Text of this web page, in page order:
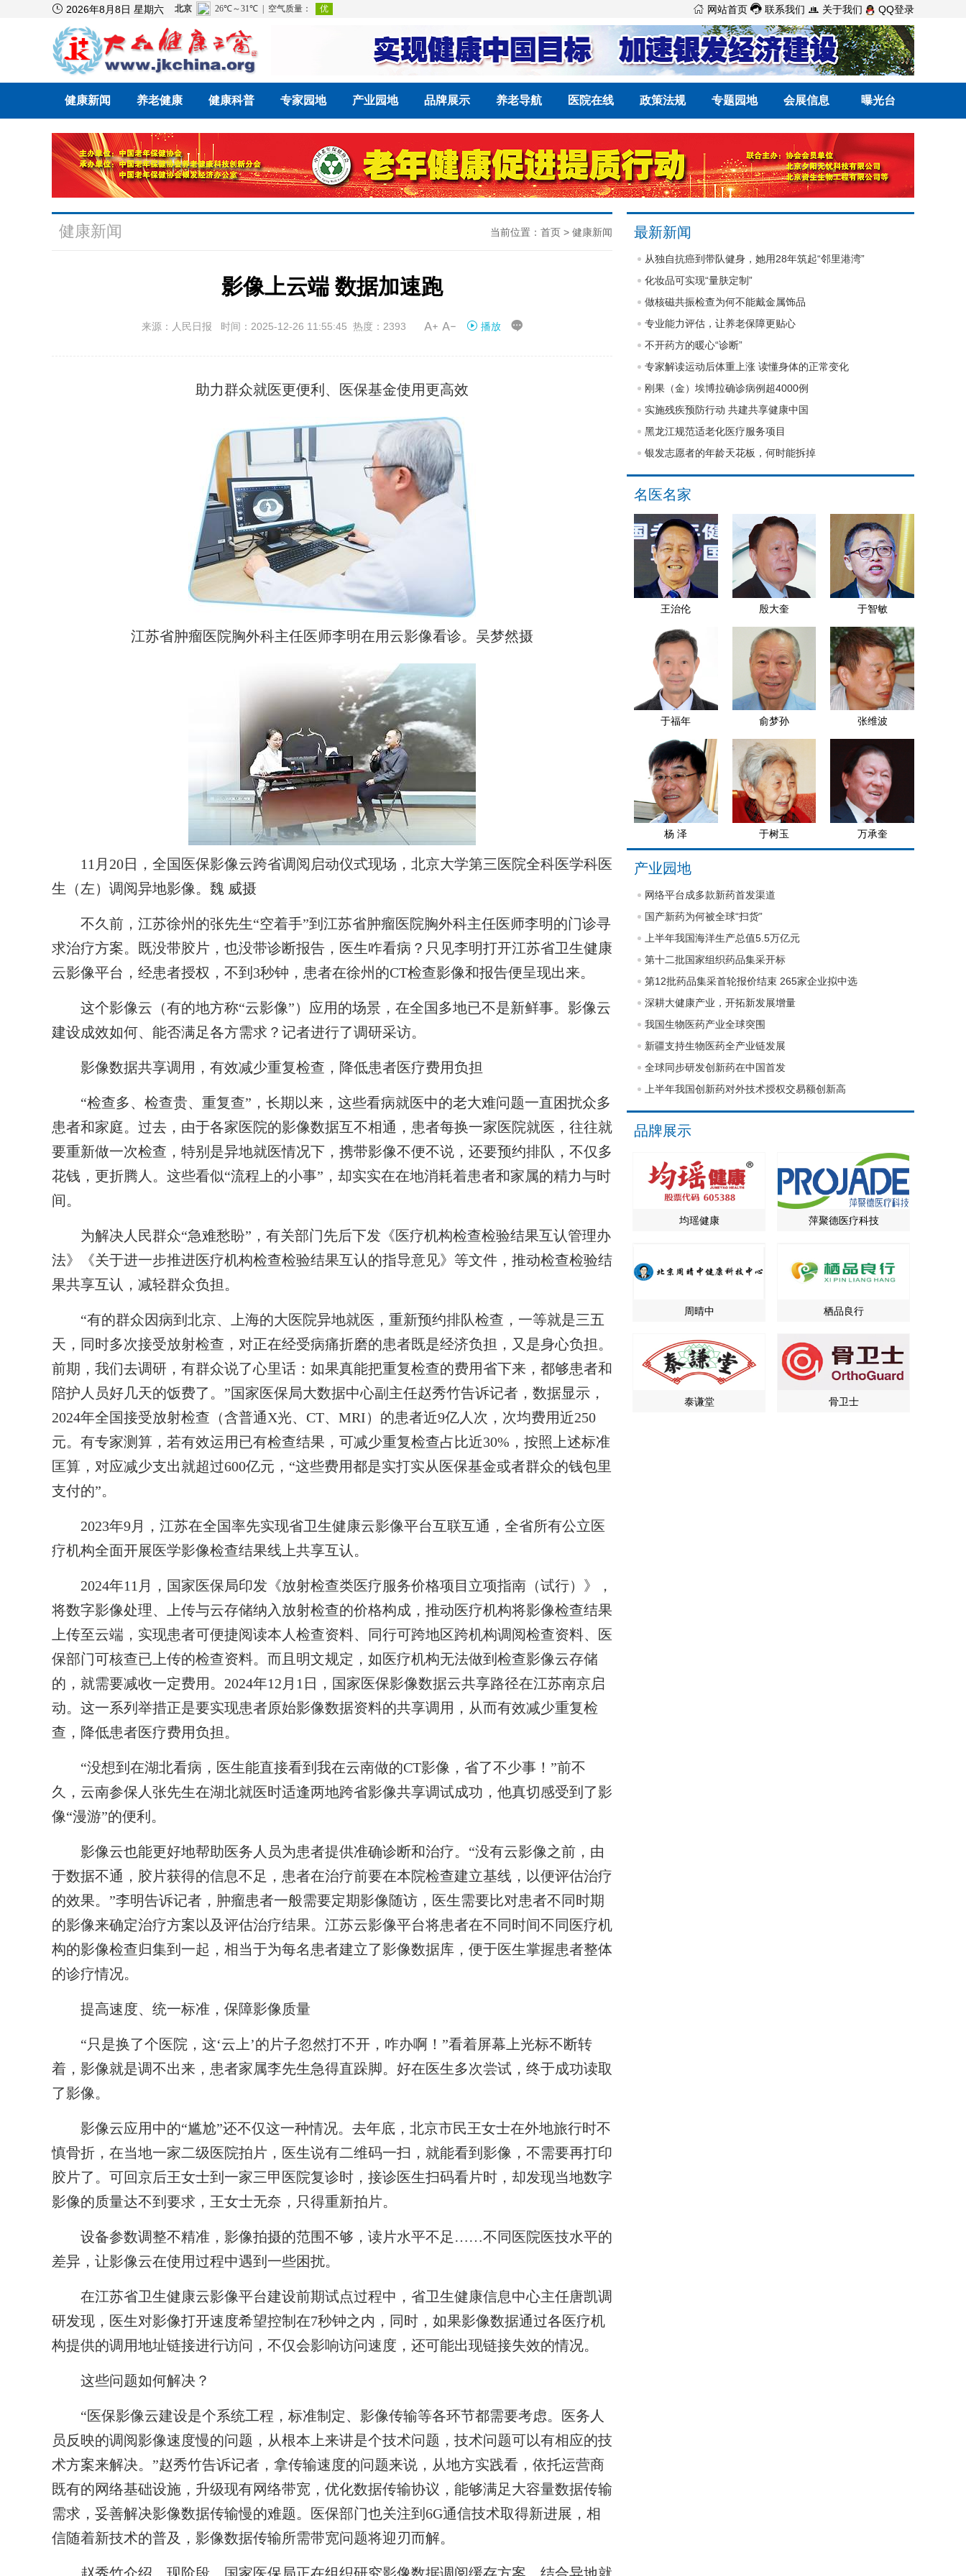
 2026年8月8日 星期六  网站首页  联系我们  关于我们 QQ登录
健康新闻 养老健康 健康科普 专家园地 产业园地 品牌展示 养老导航 医院在线 政策法规 专题园地 会展信息 曝光台
健康新闻 当前位置： 首页 > 健康新闻
影像上云端 数据加速跑
来源：人民日报 时间：2025-12-26 11:55:45 热度：2393  播放 
助力群众就医更便利、医保基金使用更高效
江苏省肿瘤医院胸外科主任医师李明在用云影像看诊。吴梦然摄
11月20日，全国医保影像云跨省调阅启动仪式现场，北京大学第三医院全科医学科医
生（左）调阅异地影像。魏 威摄
不久前，江苏徐州的张先生“空着手”到江苏省肿瘤医院胸外科主任医师李明的门诊寻
求治疗方案。既没带胶片，也没带诊断报告，医生咋看病？只见李明打开江苏省卫生健康
云影像平台，经患者授权，不到3秒钟，患者在徐州的CT检查影像和报告便呈现出来。
这个影像云（有的地方称“云影像”）应用的场景，在全国多地已不是新鲜事。影像云
建设成效如何、能否满足各方需求？记者进行了调研采访。
影像数据共享调用，有效减少重复检查，降低患者医疗费用负担
“检查多、检查贵、重复查”，长期以来，这些看病就医中的老大难问题一直困扰众多
患者和家庭。过去，由于各家医院的影像数据互不相通，患者每换一家医院就医，往往就
要重新做一次检查，特别是异地就医情况下，携带影像不便不说，还要预约排队，不仅多
花钱，更折腾人。这些看似“流程上的小事”，却实实在在地消耗着患者和家属的精力与时
间。
为解决人民群众“急难愁盼”，有关部门先后下发《医疗机构检查检验结果互认管理办
法》《关于进一步推进医疗机构检查检验结果互认的指导意见》等文件，推动检查检验结
果共享互认，减轻群众负担。
“有的群众因病到北京、上海的大医院异地就医，重新预约排队检查，一等就是三五
天，同时多次接受放射检查，对正在经受病痛折磨的患者既是经济负担，又是身心负担。
前期，我们去调研，有群众说了心里话：如果真能把重复检查的费用省下来，都够患者和
陪护人员好几天的饭费了。”国家医保局大数据中心副主任赵秀竹告诉记者，数据显示，
2024年全国接受放射检查（含普通X光、CT、MRI）的患者近9亿人次，次均费用近250
元。有专家测算，若有效运用已有检查结果，可减少重复检查占比近30%，按照上述标准
匡算，对应减少支出就超过600亿元，“这些费用都是实打实从医保基金或者群众的钱包里
支付的”。
2023年9月，江苏在全国率先实现省卫生健康云影像平台互联互通，全省所有公立医
疗机构全面开展医学影像检查结果线上共享互认。
2024年11月，国家医保局印发《放射检查类医疗服务价格项目立项指南（试行）》，
将数字影像处理、上传与云存储纳入放射检查的价格构成，推动医疗机构将影像检查结果
上传至云端，实现患者可便捷阅读本人检查资料、同行可跨地区跨机构调阅检查资料、医
保部门可核查已上传的检查资料。而且明文规定，如医疗机构无法做到检查影像云存储
的，就需要减收一定费用。2024年12月1日，国家医保影像数据云共享路径在江苏南京启
动。这一系列举措正是要实现患者原始影像数据资料的共享调用，从而有效减少重复检
查，降低患者医疗费用负担。
“没想到在湖北看病，医生能直接看到我在云南做的CT影像，省了不少事！”前不
久，云南参保人张先生在湖北就医时适逢两地跨省影像共享调试成功，他真切感受到了影
像“漫游”的便利。
影像云也能更好地帮助医务人员为患者提供准确诊断和治疗。“没有云影像之前，由
于数据不通，胶片获得的信息不足，患者在治疗前要在本院检查建立基线，以便评估治疗
的效果。”李明告诉记者，肿瘤患者一般需要定期影像随访，医生需要比对患者不同时期
的影像来确定治疗方案以及评估治疗结果。江苏云影像平台将患者在不同时间不同医疗机
构的影像检查归集到一起，相当于为每名患者建立了影像数据库，便于医生掌握患者整体
的诊疗情况。
提高速度、统一标准，保障影像质量
“只是换了个医院，这‘云上’的片子忽然打不开，咋办啊！”看着屏幕上光标不断转
着，影像就是调不出来，患者家属李先生急得直跺脚。好在医生多次尝试，终于成功读取
了影像。
影像云应用中的“尴尬”还不仅这一种情况。去年底，北京市民王女士在外地旅行时不
慎骨折，在当地一家二级医院拍片，医生说有二维码一扫，就能看到影像，不需要再打印
胶片了。可回京后王女士到一家三甲医院复诊时，接诊医生扫码看片时，却发现当地数字
影像的质量达不到要求，王女士无奈，只得重新拍片。
设备参数调整不精准，影像拍摄的范围不够，读片水平不足……不同医院医技水平的
差异，让影像云在使用过程中遇到一些困扰。
在江苏省卫生健康云影像平台建设前期试点过程中，省卫生健康信息中心主任唐凯调
研发现，医生对影像打开速度希望控制在7秒钟之内，同时，如果影像数据通过各医疗机
构提供的调用地址链接进行访问，不仅会影响访问速度，还可能出现链接失效的情况。
这些问题如何解决？
“医保影像云建设是个系统工程，标准制定、影像传输等各环节都需要考虑。医务人
员反映的调阅影像速度慢的问题，从根本上来讲是个技术问题，技术问题可以有相应的技
术方案来解决。”赵秀竹告诉记者，拿传输速度的问题来说，从地方实践看，依托运营商
既有的网络基础设施，升级现有网络带宽，优化数据传输协议，能够满足大容量数据传输
需求，妥善解决影像数据传输慢的难题。医保部门也关注到6G通信技术取得新进展，相
信随着新技术的普及，影像数据传输所需带宽问题将迎刃而解。
最新新闻
从独自抗癌到带队健身，她用28年筑起“邻里港湾”
化妆品可实现“量肤定制”
做核磁共振检查为何不能戴金属饰品
专业能力评估，让养老保障更贴心
不开药方的暖心“诊断”
专家解读运动后体重上涨 读懂身体的正常变化
刚果（金）埃博拉确诊病例超4000例
实施残疾预防行动 共建共享健康中国
黑龙江规范适老化医疗服务项目
银发志愿者的年龄天花板，何时能拆掉
名医名家
王治伦 殷大奎 于智敏
于福年 俞梦孙 张维波
杨 泽 于树玉 万承奎
产业园地
网络平台成多款新药首发渠道
国产新药为何被全球“扫货”
上半年我国海洋生产总值5.5万亿元
第十二批国家组织药品集采开标
第12批药品集采首轮报价结束 265家企业拟中选
深耕大健康产业，开拓新发展增量
我国生物医药产业全球突围
新疆支持生物医药全产业链发展
全球同步研发创新药在中国首发
上半年我国创新药对外技术授权交易额创新高
品牌展示
均瑶健康 萍聚德医疗科技
周晴中 栖品良行
泰谦堂 骨卫士